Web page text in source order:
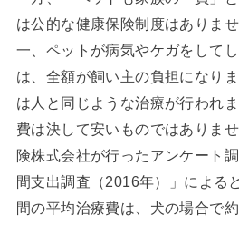
は公的な健康保険制度はありま
一、ペットが病気やケガをして
は、全額が飼い主の負担になり
は人と同じような治療が行われ
費は決して安いものではありま
険株式会社が行ったアンケート
間支出調査（2016年）」による
間の平均治療費は、犬の場合で